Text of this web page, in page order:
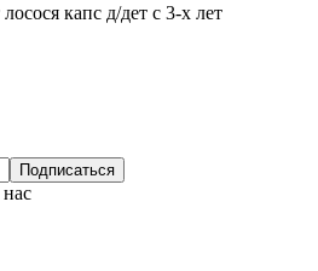
капс д/дет с 3-х лет